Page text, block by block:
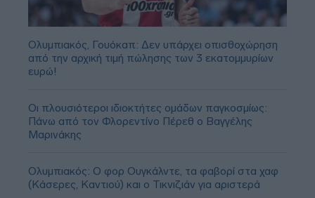
Ολυμπιακός, Γουόκαπ: Δεν υπάρχει οπισθοχώρηση
από την αρχική τιμή πώλησης των 3 εκατομμυρίων
ευρώ!
Οι πλουσιότεροι ιδιοκτήτες ομάδων παγκοσμίως:
Πάνω από τον Φλορεντίνο Πέρεθ ο Βαγγέλης
Μαρινάκης
Ολυμπιακός: Ο φορ Ουγκάλντε, τα φαβορί στα χαφ
(Κάσερες, Καντιού) και ο Τικνιζιάν για αριστερά